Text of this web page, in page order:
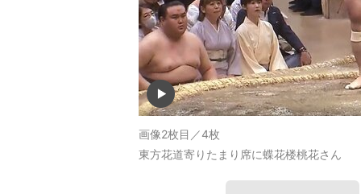
画像2枚目／4枚
東方花道寄りたまり席に蝶花楼桃花さん